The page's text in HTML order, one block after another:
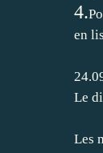
4.
en
Le
Les